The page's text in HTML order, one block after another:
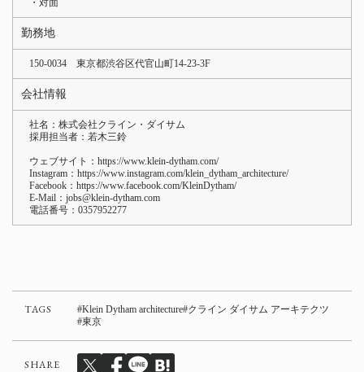
勤務地
150-0034 東京都渋谷区代官山町14-23-3F
会社情報
社名：株式会社クライン・ダイサム
採用担当者：若木三鈴
ウェブサイト： https://www.klein-dytham.com/
Instagram： https://www.instagram.com/klein_dytham_architecture/
Facebook： https://www.facebook.com/KleinDytham/
E-Mail：jobs@klein-dytham.com
電話番号：0357952277
TAGS Klein Dytham architecture クライン ダイサム アーキテクツ
東京
SHARE